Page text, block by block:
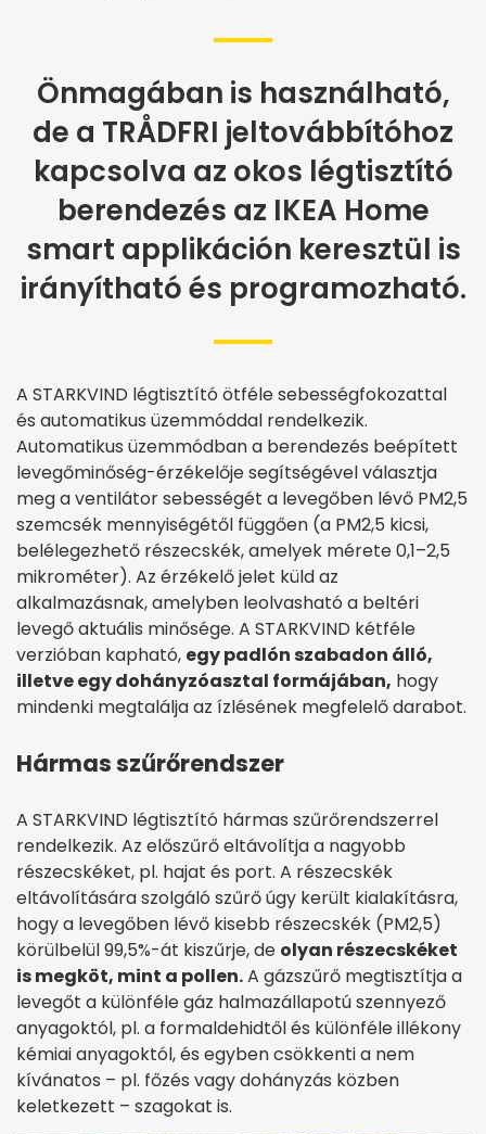
Önmagában is használható,
de a TRÅDFRI jeltovábbítóhoz
kapcsolva az okos légtisztító
berendezés az IKEA Home
smart applikáción keresztül is
irányítható és programozható.
A STARKVIND légtisztító ötféle sebességfokozattal
és automatikus üzemmóddal rendelkezik.
Automatikus üzemmódban a berendezés beépített
levegőminőség-érzékelője segítségével választja
meg a ventilátor sebességét a levegőben lévő PM2,5
szemcsék mennyiségétől függően (a PM2,5 kicsi,
belélegezhető részecskék, amelyek mérete 0,1–2,5
mikrométer). Az érzékelő jelet küld az
alkalmazásnak, amelyben leolvasható a beltéri
levegő aktuális minősége. A STARKVIND kétféle
verzióban kapható, egy padlón szabadon álló,
illetve egy dohányzóasztal formájában, hogy
mindenki megtalálja az ízlésének megfelelő darabot.
Hármas szűrőrendszer
A STARKVIND légtisztító hármas szűrőrendszerrel
rendelkezik. Az előszűrő eltávolítja a nagyobb
részecskéket, pl. hajat és port. A részecskék
eltávolítására szolgáló szűrő úgy került kialakításra,
hogy a levegőben lévő kisebb részecskék (PM2,5)
körülbelül 99,5%-át kiszűrje, de olyan részecskéket
is megköt, mint a pollen.A gázszűrő megtisztítja a
levegőt a különféle gáz halmazállapotú szennyező
anyagoktól, pl. a formaldehidtől és különféle illékony
kémiai anyagoktól, és egyben csökkenti a nem
kívánatos – pl. főzés vagy dohányzás közben
keletkezett – szagokat is.